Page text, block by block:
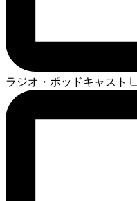
ラジオ・ポッドキャスト